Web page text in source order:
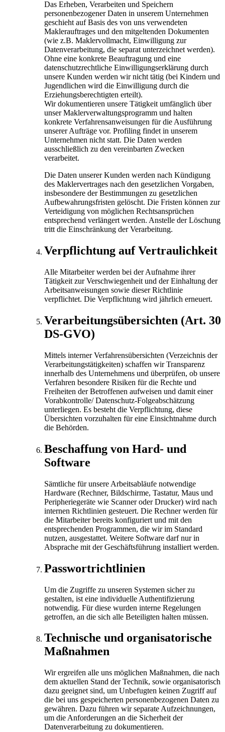
Das Erheben, Verarbeiten und Speichern
personenbezogener Daten in unserem Unternehmen
geschieht auf Basis des von uns verwendeten
Maklerauftrages und den mitgeltenden Dokumenten
(wie z.B. Maklervollmacht, Einwilligung zur
Datenverarbeitung, die separat unterzeichnet werden).
Ohne eine konkrete Beauftragung und eine
datenschutzrechtliche Einwilligungserklärung durch
unsere Kunden werden wir nicht tätig (bei Kindern und
Jugendlichen wird die Einwilligung durch die
Erziehungsberechtigten erteilt).
Wir dokumentieren unsere Tätigkeit umfänglich über
unser Maklerverwaltungsprogramm und halten
konkrete Verfahrensanweisungen für die Ausführung
unserer Aufträge vor. Profiling findet in unserem
Unternehmen nicht statt. Die Daten werden
ausschließlich zu den vereinbarten Zwecken
verarbeitet.
Die Daten unserer Kunden werden nach Kündigung
des Maklervertrages nach den gesetzlichen Vorgaben,
insbesondere der Bestimmungen zu gesetzlichen
Aufbewahrungs­fristen gelöscht. Die Fristen können zur
Verteidigung von möglichen Rechtsansprüchen
entsprechend verlängert werden. Anstelle der Löschung
tritt die Einschränkung der Verarbeitung.
Verpflichtung auf Vertraulichkeit
Alle Mitarbeiter werden bei der Aufnahme ihrer
Tätigkeit zur Verschwiegenheit und der Einhaltung der
Arbeitsanweisungen sowie dieser Richtlinie
verpflichtet. Die Verpflichtung wird jährlich erneuert.
Verarbeitungsübersichten (Art. 30
DS-GVO)
Mittels interner Verfahrensübersichten (Verzeichnis der
Verarbeitungstätigkeiten) schaffen wir Transparenz
innerhalb des Unternehmens und überprüfen, ob unsere
Verfahren besondere Risiken für die Rechte und
Freiheiten der Betroffenen aufweisen und damit einer
Vorabkontrolle/ Datenschutz-Folgeabschätzung
unterliegen. Es besteht die Verpflichtung, diese
Übersichten vorzuhalten für eine Einsichtnahme durch
die Behörden.
Beschaffung von Hard- und
Software
Sämtliche für unsere Arbeitsabläufe notwendige
Hardware (Rechner, Bildschirme, Tastatur, Maus und
Peripheriegeräte wie Scanner oder Drucker) wird nach
internen Richtlinien gesteuert. Die Rechner werden für
die Mitarbeiter bereits konfiguriert und mit den
entsprechenden Programmen, die wir im Standard
nutzen, ausgestattet. Weitere Software darf nur in
Absprache mit der Geschäftsführung installiert werden.
Passwortrichtlinien
Um die Zugriffe zu unseren Systemen sicher zu
gestalten, ist eine individuelle Authentifizierung
notwendig. Für diese wurden interne Regelungen
getroffen, an die sich alle Beteiligten halten müssen.
Technische und organisatorische
Maßnahmen
Wir ergreifen alle uns möglichen Maßnahmen, die nach
dem aktuellen Stand der Technik, sowie organisatorisch
dazu geeignet sind, um Unbefugten keinen Zugriff auf
die bei uns gespeicherten personenbezogenen Daten zu
gewähren. Dazu führen wir separate Aufzeichnungen,
um die Anforderungen an die Sicherheit der
Datenverarbeitung zu dokumentieren.